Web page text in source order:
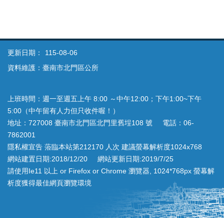
更新日期：
115-08-06
資料維護：臺南市北門區公所
上班時間：週一至週五上午 8:00 ～中午12:00；下午1:00~下午
5:00（中午留有人力但只收件喔！）
地址：727008 臺南市北門區北門里舊埕108 號 電話：06-
7862001
隱私權宣告 蒞臨本站第212170 人次 建議螢幕解析度1024x768
網站建置日期:2018/12/20 網站更新日期:2019/7/25
請使用Ie11 以上 or Firefox or Chrome 瀏覽器, 1024*768px 螢幕解
析度獲得最佳網頁瀏覽環境